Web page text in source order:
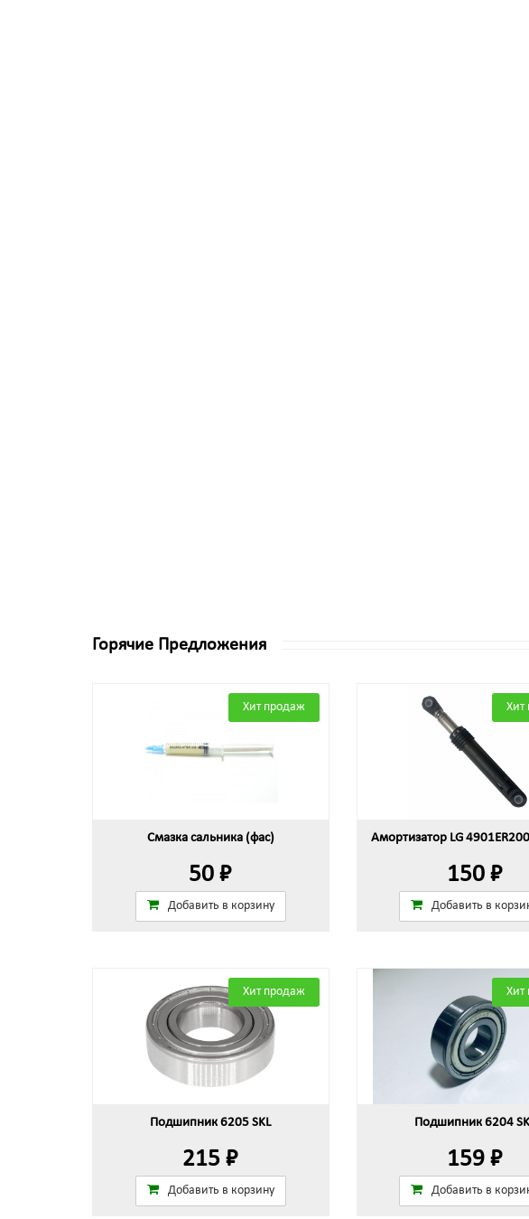
Горячие Предложения
Хит продаж
Смазка сальника (фас)
50 ₽
Добавить в корзину
Хит
Амортизатор LG
150 ₽
Добавить в
Хит продаж
Подшипник 6205 SKL
215 ₽
Добавить в корзину
Хит
Подшипник 6204
159 ₽
Добавить в